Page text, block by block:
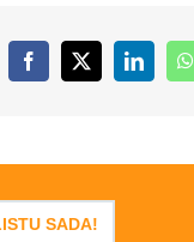
Facebook
X LinkedIn
SADA!